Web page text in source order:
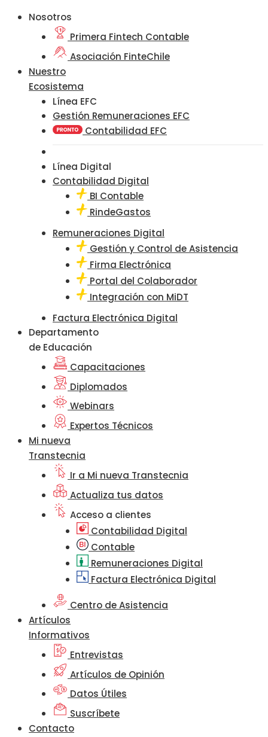
Nosotros
Primera Fintech Contable
Asociación FinteChile
Nuestro
Ecosistema
Línea EFC
Gestión Remuneraciones EFC
Contabilidad EFC
Línea Digital
Contabilidad Digital
BI Contable
RindeGastos
Remuneraciones Digital
Gestión y Control de Asistencia
Firma Electrónica
Portal del Colaborador
Integración con MiDT
Factura Electrónica Digital
Departamento
de Educación
Capacitaciones
Diplomados
Webinars
Expertos Técnicos
Mi nueva
Transtecnia
Ir a Mi nueva Transtecnia
Actualiza tus datos
Acceso a clientes
Contabilidad Digital
Contable
Remuneraciones Digital
Factura Electrónica Digital
Centro de Asistencia
Artículos
Informativos
Entrevistas
Artículos de Opinión
Datos Útiles
Suscríbete
Contacto